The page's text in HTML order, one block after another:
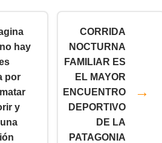
hay
por
y
CORRIDA
NOCTURNA
FAMILIAR ES
EL MAYOR
ENCUENTRO
DEPORTIVO
DE LA
PATAGONIA